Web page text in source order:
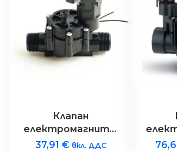
Клапан
електромагнитен
Rain Bird
37,91 € вкл. ДДС
Rain